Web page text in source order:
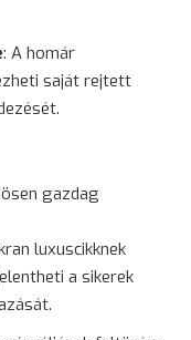
: A homár
saját rejtett
gazdag
luxuscikknek
a sikerek